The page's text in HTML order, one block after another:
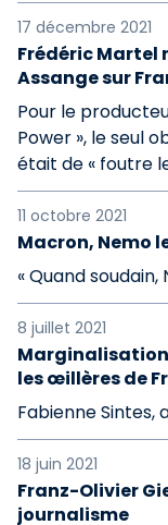
17 décembre 2021
Frédéric Martel
Assange sur
Pour le
Power », le seul
était de « foutre
11 octobre 2021
Macron, Nemo
« Quand
8 juillet 2021
les œillères de
Fabienne Sintes,
18 juin 2021
Franz-Olivier
journalisme